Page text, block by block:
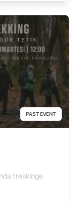
PAST EVENT
trekkinge